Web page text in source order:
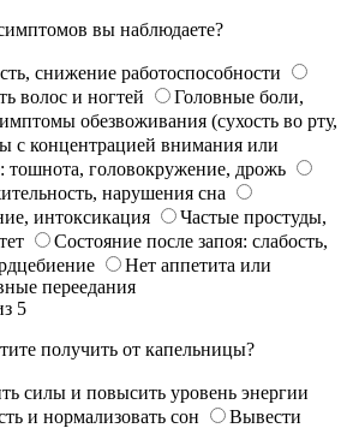
вы наблюдаете?
снижение работоспособности
волос и ногтей
Головные боли,
обезвоживания (сухость во рту,
с концентрацией внимания или
тошнота, головокружение, дрожь
нарушения сна
интоксикация
Частые простуды,
Состояние после запоя: слабость,
Нет аппетита или
переедания
5
получить от капельницы?
силы и повысить уровень энергии
и нормализовать сон
Вывести